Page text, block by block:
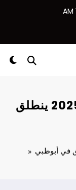
المؤتمر العالمي للمرافق 2025 ينطلق